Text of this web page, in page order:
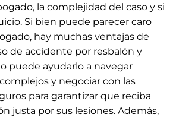
la complejidad del caso y si
Si bien puede parecer caro
hay muchas ventajas de
de accidente por resbalón y
puede ayudarlo a navegar
y negociar con las
para garantizar que reciba
justa por sus lesiones. Además,